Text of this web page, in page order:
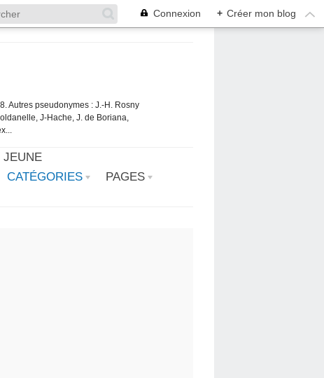
Connexion + Créer mon blog
Autres pseudonymes : J.-H. Rosny
J-Hache, J. de Boriana,
JEUNE
CATÉGORIES
PAGES